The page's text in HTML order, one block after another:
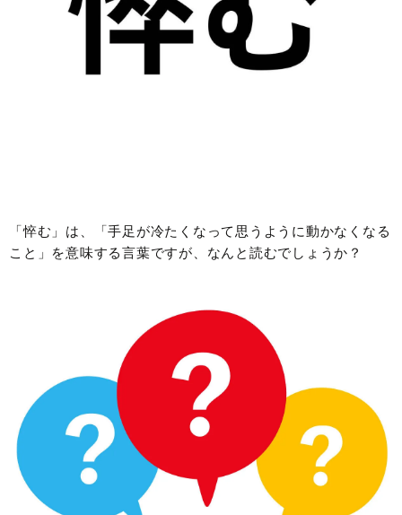
「悴む」は、「手足が冷たくなって思うように動かなくなる
こと」を意味する言葉ですが、なんと読むでしょうか？